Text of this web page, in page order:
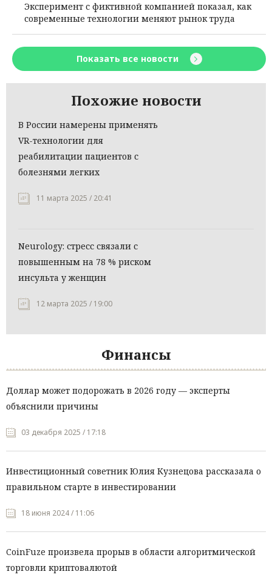
Эксперимент с фиктивной компанией показал, как
современные технологии меняют рынок труда
Показать все новости
Похожие новости
В России намерены применять
VR-технологии для
реабилитации пациентов с
болезнями легких
11 марта 2025 / 20:41
Neurology: стресс связали с
повышенным на 78 % риском
инсульта у женщин
12 марта 2025 / 19:00
Финансы
Доллар может подорожать в 2026 году — эксперты
объяснили причины
03 декабря 2025 / 17:18
Инвестиционный советник Юлия Кузнецова рассказала о
правильном старте в инвестировании
18 июня 2024 / 11:06
CoinFuze произвела прорыв в области алгоритмической
торговли криптовалютой